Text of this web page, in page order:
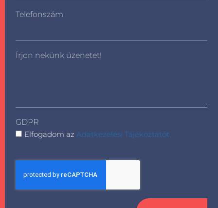
Telefonszám
Írjon nekünk üzenetet!
GDPR
Elfogadom azAdatkezelési Tájékoztatót.